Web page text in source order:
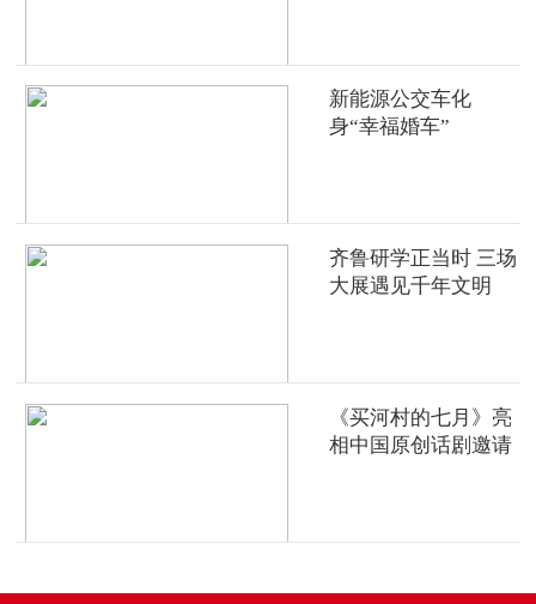
新能源公交车化
身“幸福婚车”
齐鲁研学正当时 三场
大展遇见千年文明
《买河村的七月》亮
相中国原创话剧邀请